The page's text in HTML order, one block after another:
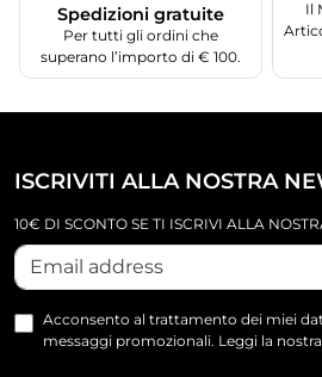
Spedizioni gratuite
Per tutti gli ordini che
superano l’importo di € 100.
Il
ISCRIVITI ALLA NOSTRA
10€ DI SCONTO SE TI ISCRIVI ALLA
Acconsento al trattamento dei miei
messaggi promozionali. Leggi la nostra